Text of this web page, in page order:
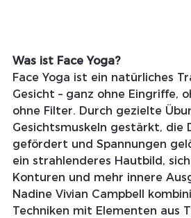
Was ist Face Yoga?
Face Yoga ist ein natürliches
Gesicht – ganz ohne Eingriffe,
ohne Filter. Durch gezielte
Gesichtsmuskeln gestärkt, die
gefördert und Spannungen
ein strahlenderes Hautbild,
Konturen und mehr innere
Nadine Vivian Campbell
Techniken mit Elementen aus